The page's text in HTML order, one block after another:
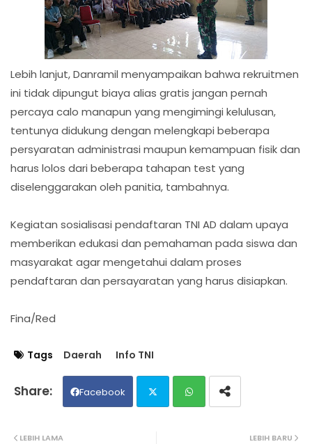
Lebih lanjut, Danramil menyampaikan bahwa rekruitmen
ini tidak dipungut biaya alias gratis jangan pernah
percaya calo manapun yang mengimingi kelulusan,
tentunya didukung dengan melengkapi beberapa
persyaratan administrasi maupun kemampuan fisik dan
harus lolos dari beberapa tahapan test yang
diselenggarakan oleh panitia, tambahnya.
Kegiatan sosialisasi pendaftaran TNI AD dalam upaya
memberikan edukasi dan pemahaman pada siswa dan
masyarakat agar mengetahui dalam proses
pendaftaran dan persayaratan yang harus disiapkan.
Fina/Red
Tags Daerah Info TNI
Facebook
LEBIH BARU
LEBIH LAMA